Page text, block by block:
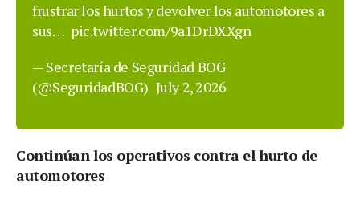
frustrar los hurtos y devolver los automotores a
sus… pic.twitter.com/9a1DrDXXgn
— Secretaría de Seguridad BOG
(@SeguridadBOG) July 2, 2026
Continúan los operativos contra el hurto de
automotores